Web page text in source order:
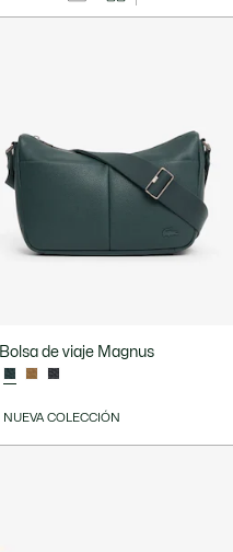
Bolsa de viaje Magnus
NUEVA COLECCIÓN